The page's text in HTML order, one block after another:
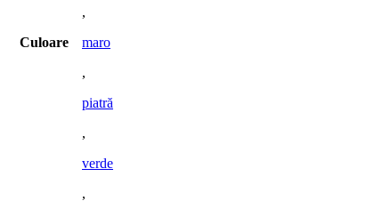
Culoare
,
maro
,
piatră
,
verde
,